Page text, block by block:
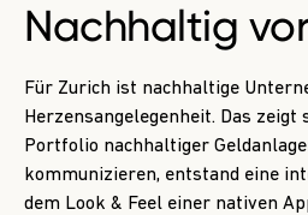
Nachhaltig
Für Zurich ist nachhaltige
Herzensangelegenheit. Das
Portfolio nachhaltiger
kommunizieren, entstand eine
dem Look & Feel einer nativen